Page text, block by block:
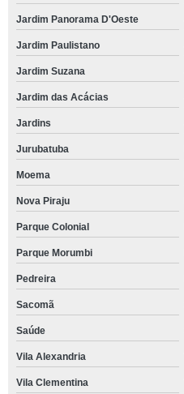
Jardim Panorama D'Oeste
Jardim Paulistano
Jardim Suzana
Jardim das Acácias
Jardins
Jurubatuba
Moema
Nova Piraju
Parque Colonial
Parque Morumbi
Pedreira
Sacomã
Saúde
Vila Alexandria
Vila Clementina